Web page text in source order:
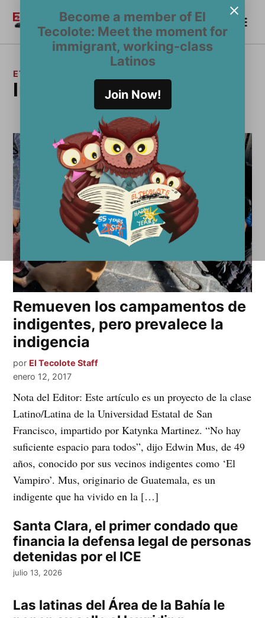
Become a member of El
Tecolote: Meet the moment for
immigrant, working-class
Latinos
Join Now!
contenido
El
Tecolote
Become a Member
ETIQUETA:
Indigentes latinos
Remueven los campamentos de
indigentes, pero prevalece la
indigencia
por El Tecolote Staff
enero 12, 2017
Nota del Editor: Este artículo es un proyecto de la clase
Latino/Latina de la Universidad Estatal de San
Francisco, impartido por Katynka Martinez. “No hay
suficiente espacio para todos”, dijo Edwin Mus, de 49
años, conocido por sus vecinos indigentes como ‘El
Vampiro’. Mus, originario de Guatemala, es un
indigente que ha vivido en la […]
Santa Clara, el primer condado que
financia la defensa legal de personas
detenidas por el ICE
julio 13, 2026
Las latinas del Área de la Bahía le